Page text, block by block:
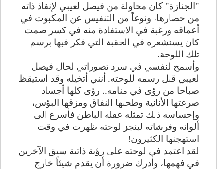
"الجنازة" كان محاولة من فيصل لعيبي لإنقاذ ذاته
من حصارها، ونوعاً من التنفيس عن المكبوت في
أعماقه ورغبة في الاستفادة منه في كسر صمت
كان يستشعره في الحقبة التي فكر فيها برسم
تلك اللوحة.
وأسمح لنفسي في سرد تصوراتي لحال فيصل
لعيبي قبل رسمه للوحته. أنني أتخيله وقد استيقظ
صباحا من رؤى في منامه.. رؤى كلها أجساد
صرعتها الأنانية وطحنها النفاق ومزقها البؤس،
وإحساسه ذلك تمثله عقله الباطن فأسرع الى
ألوانه وفرشاته لينجز لوحته ظهرت في وقت
استهجنها الكثيرون!
لقد اعتمد في لوحته على رؤية ذاتية سبق الآخرين
في فهمها، وأدرك ضرورة أن يقدم شيئاً خارج